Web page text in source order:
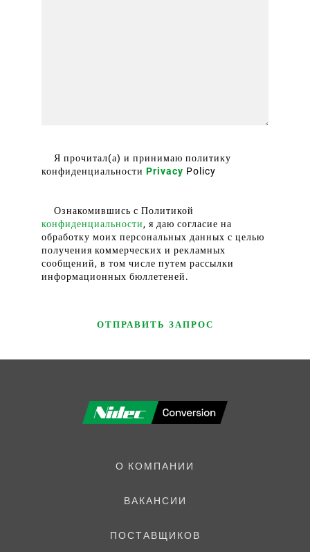
Я прочитал(а) и принимаю политику
конфиденциальности Privacy Policy
Ознакомившись с Политикой
конфиденциальности, я даю согласие на
обработку моих персональных данных с целью
получения коммерческих и рекламных
сообщений, в том числе путем рассылки
информационных бюллетеней.
О КОМПАНИИ
ВАКАНСИИ
ПОСТАВЩИКОВ